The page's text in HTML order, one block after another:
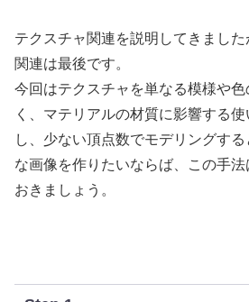
テクスチャ関連を説明してきまし
関連は最後です。
今回はテクスチャを単なる模様や
く、マテリアルの材質に影響する
し、少ない頂点数でモデリングす
な画像を作りたいならば、この手
おきましょう。